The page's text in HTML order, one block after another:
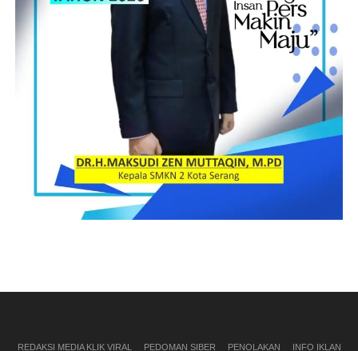
REDAKSI MEDIA KLIK VIRAL PEDOMAN SIBER PENOLAKAN INFO IKLAN